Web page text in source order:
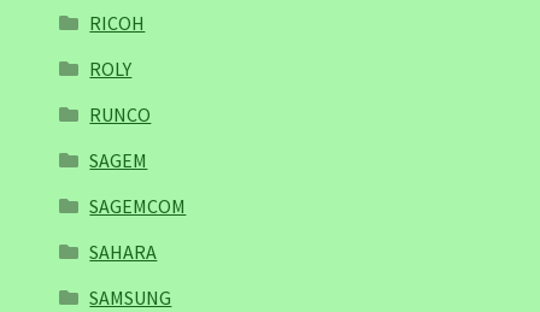
RICOH
ROLY
RUNCO
SAGEM
SAGEMCOM
SAHARA
SAMSUNG